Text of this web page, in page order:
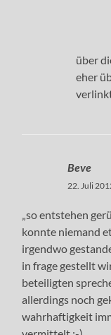
über
eher
Beve
22. Juli
„so entstehen
konnte niemand
irgendwo
in frage gestellt
beteiligten
allerdings noch
wahrhaftigkeit